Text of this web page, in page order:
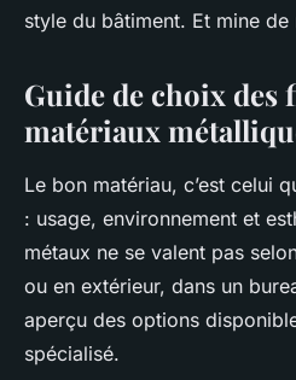
style du bâtiment. Et mine
Guide de choix
matériaux
Le bon matériau, c’est celui
: usage, environnement et
métaux ne se valent pas
ou en extérieur, dans un
aperçu des options
spécialisé.